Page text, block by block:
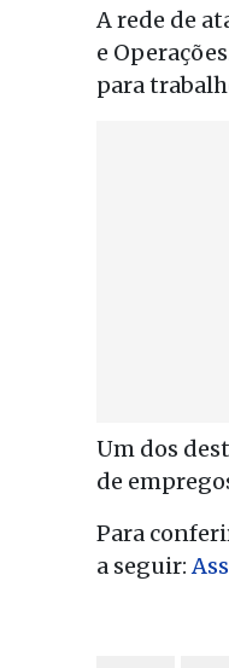
A rede de
e
para
Um dos
de
Para
a seguir: